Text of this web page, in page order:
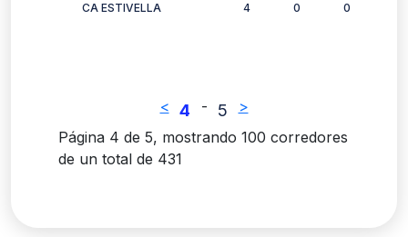
CA ESTIVELLA 4 0 0
< 4 - 5
>
Página 4 de 5, mostrando 100 corredores
de un total de 431